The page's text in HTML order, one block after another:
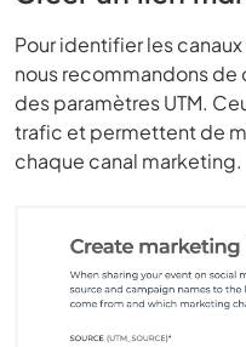
Pour identifier les
nous recommandons de
des paramètres UTM.
trafic et permettent de
chaque canal marketing.